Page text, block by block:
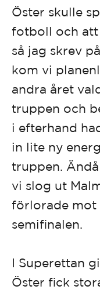
Öster skulle
fotboll och att
så jag skrev
kom vi
andra året
truppen och
i efterhand
in lite ny
truppen.
vi slog ut
förlorade mot
semifinalen.
I Superettan
Öster fick